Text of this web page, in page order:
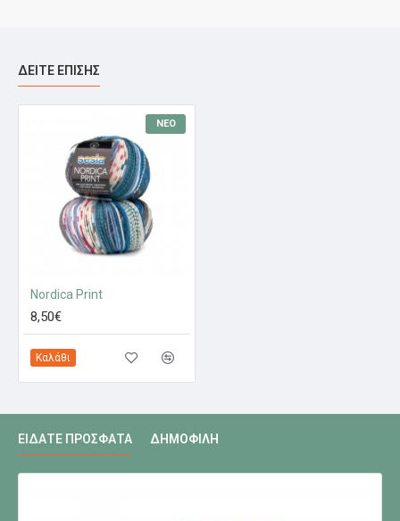
ΔΕΊΤΕ ΕΠΊΣΗΣ
ΝΈΟ
Nordica Print
8,50€
Καλάθι
ΕΊΔΑΤΕ ΠΡΌΣΦΑΤΑ ΔΗΜΟΦΙΛΉ